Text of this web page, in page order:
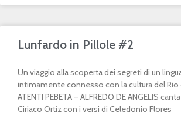
Lunfardo in Pillole #2
Un viaggio alla scoperta dei segreti di un
intimamente connesso con la cultura del Rio
ATENTI PEBETA – ALFREDO DE ANGELIS
Ciriaco Ortíz con i versi di Celedonio Flores